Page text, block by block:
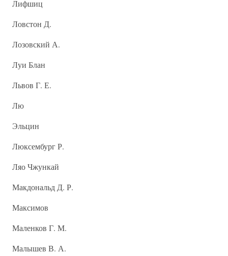
Лифшиц
Ловстон Д.
Лозовский А.
Луи Блан
Львов Г. Е.
Лю
Эльцин
Люксембург Р.
Ляо Чжункай
Макдональд Д. Р.
Максимов
Маленков Г. М.
Малышев В. А.